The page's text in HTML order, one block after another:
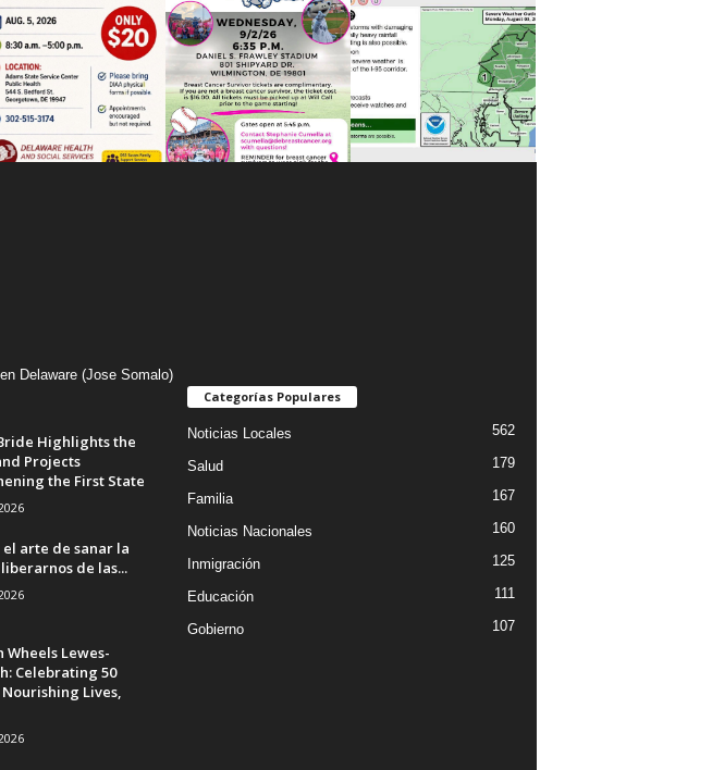
Delaware (Jose Somalo)
Highlights the
Projects
the First State
arte de sanar la
de las...
Wheels Lewes-
Celebrating 50
Lives,
Categorías Populares
Noticias Locales 562
Salud 179
Familia 167
Noticias Nacionales 160
Inmigración 125
Educación 111
Gobierno 107